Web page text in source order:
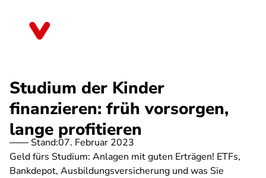
Studium der Kinder
finanzieren: früh vorsorgen,
lange profitieren
Stand:07. Februar 2023
Geld fürs Studium: Anlagen mit guten Erträgen! ETFs,
Bankdepot, Ausbildungsversicherung und was Sie